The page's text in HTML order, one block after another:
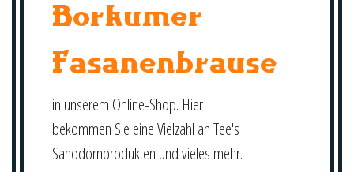
Borkumer
Fasanenbrause
in unserem Online-Shop. Hier
bekommen Sie eine Vielzahl an Tee's
Sanddornprodukten und vieles mehr.